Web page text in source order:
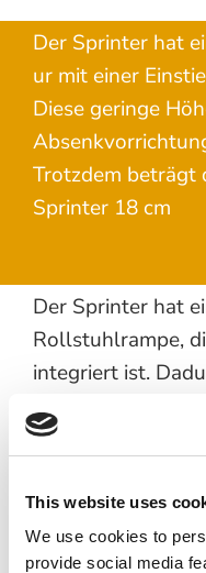
This website uses
We use cookies to
provide social media
Der Sprinter hat
ur mit einer
Diese geringe
Trotzdem beträgt
Sprinter 18 cm
Der Sprinter hat
Rollstuhlrampe,
integriert ist.
für